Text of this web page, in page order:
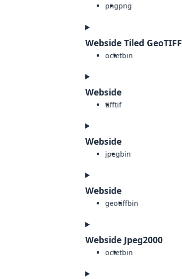
pngpng
Webside Tiled GeoTIFF
octetbin
Webside
tifftif
Webside
jpegbin
Webside
geotiffbin
Webside Jpeg2000
octetbin